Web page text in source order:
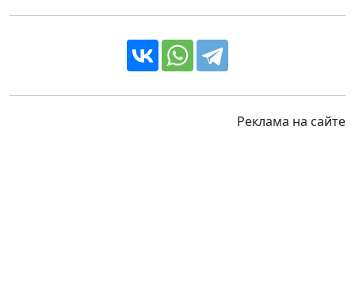
Реклама на сайте